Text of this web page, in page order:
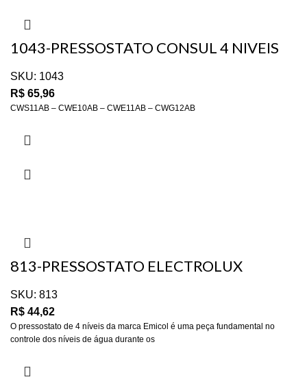
1043-PRESSOSTATO CONSUL 4 NIVEIS
SKU: 1043
R$ 65,96
CWS11AB – CWE10AB – CWE11AB – CWG12AB
813-PRESSOSTATO ELECTROLUX
SKU: 813
R$ 44,62
O pressostato de 4 níveis da marca Emicol é uma peça fundamental no
controle dos níveis de água durante os